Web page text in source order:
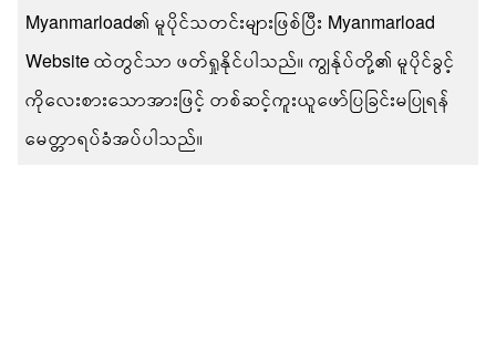
Myanmarload၏ မူပိုင်သတင်းများဖြစ်ပြီး Myanmarload
Website ထဲတွင်သာ ဖတ်ရှုနိုင်ပါသည်။ ကျွန်ုပ်တို့၏ မူပိုင်ခွင့်
ကိုလေးစားသောအားဖြင့် တစ်ဆင့်ကူးယူဖော်ပြခြင်းမပြုရန်
မေတ္တာရပ်ခံအပ်ပါသည်။